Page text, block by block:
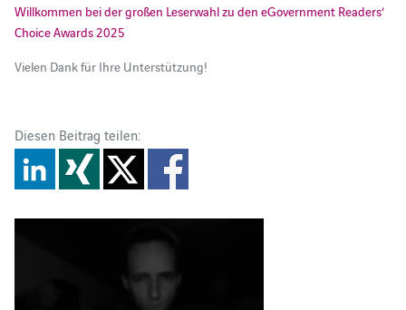
Willkommen bei der großen Leserwahl zu den eGovernment Readers‘
Choice Awards 2025
Vielen Dank für Ihre Unterstützung!
Diesen Beitrag teilen: